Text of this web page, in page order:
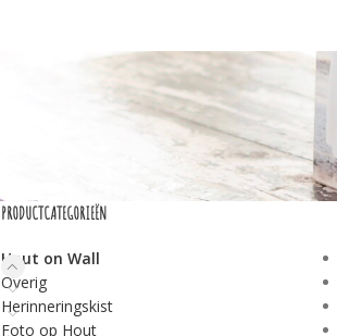
PRODUCTCATEGORIEËN
Hout on Wall
Overig
Herinneringskist
Foto op Hout